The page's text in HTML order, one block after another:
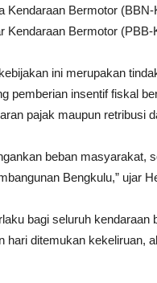
Kendaraan Bermotor (BBN-
Kendaraan Bermotor (PBB-
ini merupakan
pemberian insentif fiskal
pajak maupun retribusi
beban masyarakat,
Bengkulu,” ujar
bagi seluruh kendaraan
hari ditemukan kekeliruan,